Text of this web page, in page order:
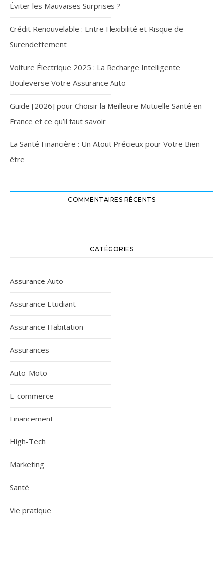
Éviter les Mauvaises Surprises ?
Crédit Renouvelable : Entre Flexibilité et Risque de
Surendettement
Voiture Électrique 2025 : La Recharge Intelligente
Bouleverse Votre Assurance Auto
Guide [2026] pour Choisir la Meilleure Mutuelle Santé en
France et ce qu’il faut savoir
La Santé Financière : Un Atout Précieux pour Votre Bien-
être
COMMENTAIRES RÉCENTS
CATÉGORIES
Assurance Auto
Assurance Etudiant
Assurance Habitation
Assurances
Auto-Moto
E-commerce
Financement
High-Tech
Marketing
Santé
Vie pratique